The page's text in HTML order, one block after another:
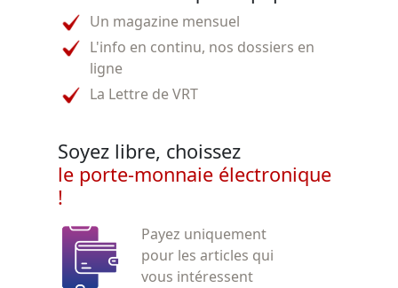
Un magazine mensuel
L'info en continu, nos dossiers en
ligne
La Lettre de VRT
Soyez libre, choissez
le porte-monnaie électronique
!
Payez uniquement
pour les articles qui
vous intéressent